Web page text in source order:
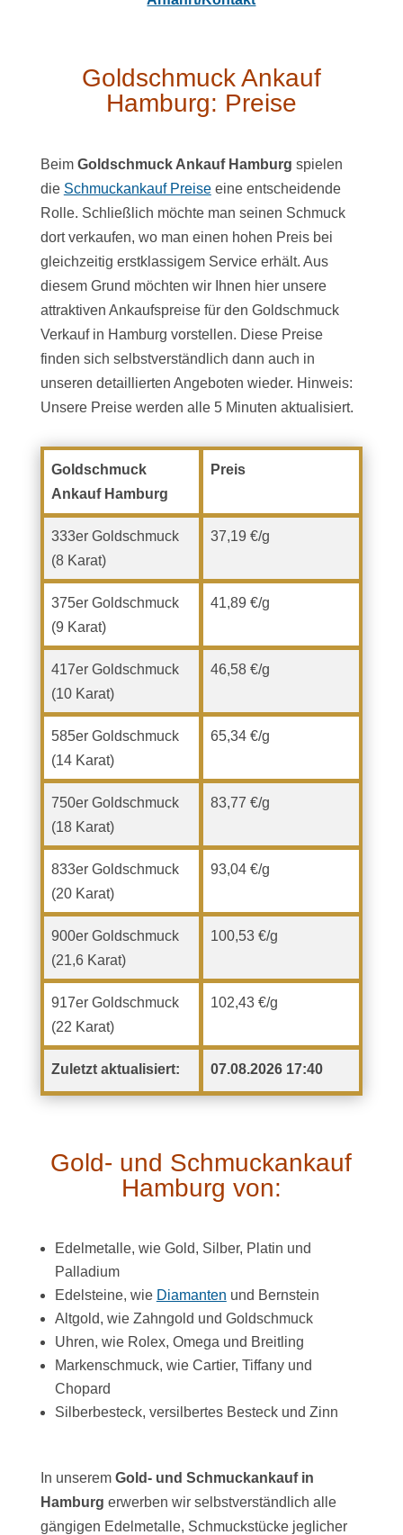
Goldschmuck Ankauf
Hamburg: Preise
Beim Goldschmuck Ankauf Hamburg spielen
die Schmuckankauf Preiseeine entscheidende
Rolle. Schließlich möchte man seinen Schmuck
dort verkaufen, wo man einen hohen Preis bei
gleichzeitig erstklassigem Service erhält. Aus
diesem Grund möchten wir Ihnen hier unsere
attraktiven Ankaufspreise für den Goldschmuck
Verkauf in Hamburg vorstellen. Diese Preise
finden sich selbstverständlich dann auch in
unseren detaillierten Angeboten wieder. Hinweis:
Unsere Preise werden alle 5 Minuten aktualisiert.
Goldschmuck
Ankauf Hamburg
Preis
333er Goldschmuck
(8 Karat)
37,19 €/g
375er Goldschmuck
(9 Karat)
41,89 €/g
417er Goldschmuck
(10 Karat)
46,58 €/g
585er Goldschmuck
(14 Karat)
65,34 €/g
750er Goldschmuck
(18 Karat)
83,77 €/g
833er Goldschmuck
(20 Karat)
93,04 €/g
900er Goldschmuck
(21,6 Karat)
100,53 €/g
917er Goldschmuck
(22 Karat)
102,43 €/g
Zuletzt aktualisiert: 07.08.2026 17:40
Gold- und Schmuckankauf
Hamburg von:
Edelmetalle, wie Gold, Silber, Platin und
Palladium
Edelsteine, wie Diamanten und Bernstein
Altgold, wie Zahngold und Goldschmuck
Uhren, wie Rolex, Omega und Breitling
Markenschmuck, wie Cartier, Tiffany und
Chopard
Silberbesteck, versilbertes Besteck und Zinn
In unserem Gold- und Schmuckankauf in
Hamburg erwerben wir selbstverständlich alle
gängigen Edelmetalle, Schmuckstücke jeglicher